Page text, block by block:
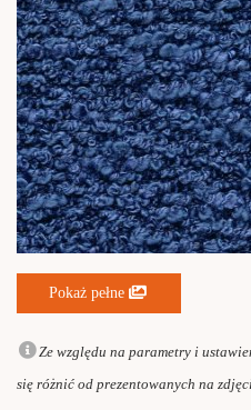
Pokaż pełne
Ze względu na parametry i
się różnić od prezentowanych na